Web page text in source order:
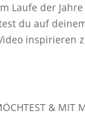
Laufe der
du auf
inspirieren
& MIT